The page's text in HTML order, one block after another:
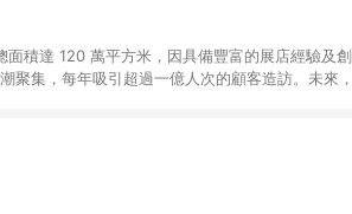
積達 120 萬平方米，因具備豐富的展店經驗及
聚集，每年吸引超過一億人次的顧客造訪。未來